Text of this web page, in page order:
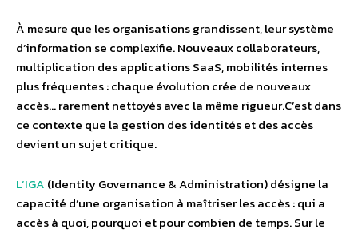
À mesure que les organisations grandissent, leur système
d’information se complexifie. Nouveaux collaborateurs,
multiplication des applications SaaS, mobilités internes
plus fréquentes : chaque évolution crée de nouveaux
accès… rarement nettoyés avec la même rigueur.C’est dans
ce contexte que la gestion des identités et des accès
devient un sujet critique.
L’IGA (Identity Governance & Administration) désigne la
capacité d’une organisation à maîtriser les accès : qui a
accès à quoi, pourquoi et pour combien de temps. Sur le